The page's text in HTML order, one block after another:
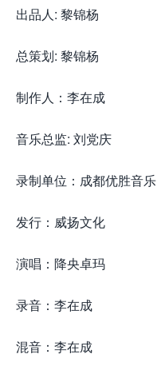
出品人: 黎锦杨
总策划: 黎锦杨
制作人：李在成
音乐总监: 刘党庆
录制单位：成都优胜音乐
发行：威扬文化
演唱：降央卓玛
录音：李在成
混音：李在成